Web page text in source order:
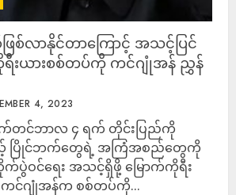
ြစ်လာနိုင်တာကြောင့် အသင့်ပြင်
ရီးယားစစ်တပ်ကို ကင်ဂျုံအန် ညွှန်
4, 2023
က်တင်ဘာလ ၄ ရက် တိုင်းပြည်ကို
ယ့် ပြိုင်ဘက်တွေရဲ့ အကြံအစည်တွေကို
ပွဲဝင်ရေး အသင့်ရှိဖို့ မြောက်ကိုရီး
ကင်ဂျုံအန်က စစ်တပ်ကို...